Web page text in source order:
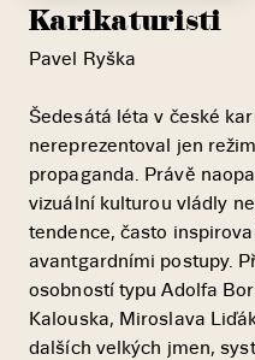
Karikaturisti
Pavel Ryška
Šedesátá léta v české
nereprezentoval jen
propaganda. Právě
vizuální kulturou vládly
tendence, často
avantgardními postupy.
osobností typu Adolfa
Kalouska, Miroslava
dalších velkých jmen,